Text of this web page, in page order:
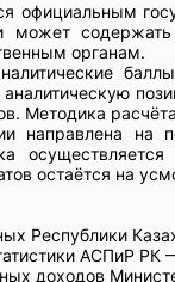
официальным
может
органам.
Методика
направлена на
остаётся на
Республики
АСПиР РК
доходов